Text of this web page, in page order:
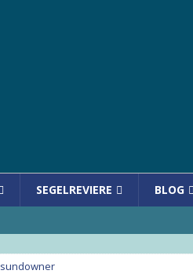
SEGELREVIERE BLOG
sundowner